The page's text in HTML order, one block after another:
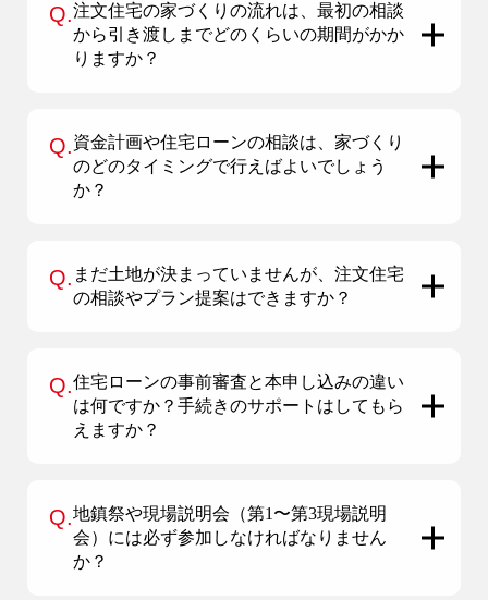
Q.注文住宅の家づくりの流れは、最初の相談
から引き渡しまでどのくらいの期間がかか
りますか？
Q.資金計画や住宅ローンの相談は、家づくり
のどのタイミングで行えばよいでしょう
か？
Q. まだ土地が決まっていませんが、注文住宅
の相談やプラン提案はできますか？
Q.住宅ローンの事前審査と本申し込みの違い
は何ですか？手続きのサポートはしてもら
えますか？
Q.地鎮祭や現場説明会（第1〜第3現場説明
会）には必ず参加しなければなりません
か？